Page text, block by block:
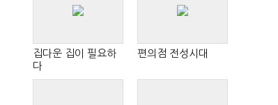
집다운 집이 필요하
다
편의점 전성시대